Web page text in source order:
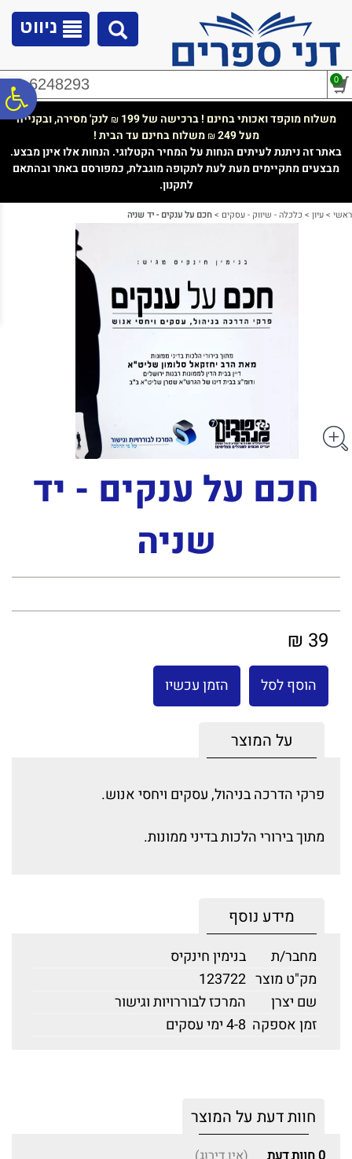
נגישות
ניווט
02-6248293 0
משלוח מוקפד ואכותי בחינם ! ברכישה של 199 ₪ לנק' מסירה, ובקנייה
מעל 249
₪משלוח בחינם עד הבית !
באתר זה ניתנת לעיתים הנחות על המחיר הקטלוגי. הנחות אלו אינן מבצע.
מבצעים מתקיימים מעת לעת לתקופה מוגבלת, כמפורסם באתר ובהתאם
לתקנון.
ראשי >עיון > כלכלה - שיווק - עסקים >חכם על ענקים - יד שניה
חכם על ענקים - יד
שניה
39 ₪
הוסף לסל הזמן עכשיו
על המוצר
פרקי הדרכה בניהול, עסקים ויחסי אנוש.
מתוך בירורי הלכות בדיני ממונות.
מידע נוסף
מחבר/ת
בנימין חינקיס
מק"ט מוצר 123722
שם יצרן
המרכז לבוררויות וגישור
זמן אספקה 4-8 ימי עסקים
חוות דעת על המוצר